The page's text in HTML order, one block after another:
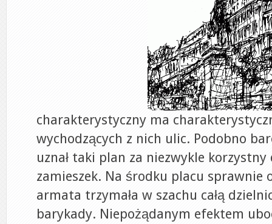
charakterystyczny ma
wychodzących z nich ulic. Podobno
uznał taki plan za niezwykle korzystny
zamieszek. Na środku placu sprawnie
armata trzymała w szachu całą
barykady. Niepożądanym efektem